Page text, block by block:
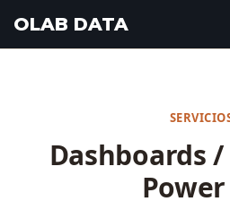
contenido
OLAB DATA
Dashboards